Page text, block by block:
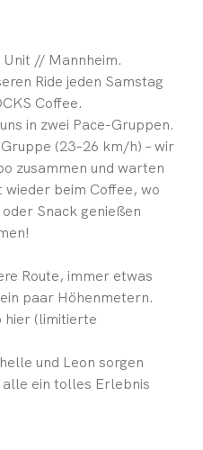
Unit // Mannheim.
Ride jeden Samstag
Coffee.
in zwei Pace-Gruppen.
(23–26 km/h) – wir
zusammen und warten
beim Coffee, wo
Snack genießen
Route, immer etwas
paar Höhenmetern.
hier (limitierte
und Leon sorgen
ein tolles Erlebnis